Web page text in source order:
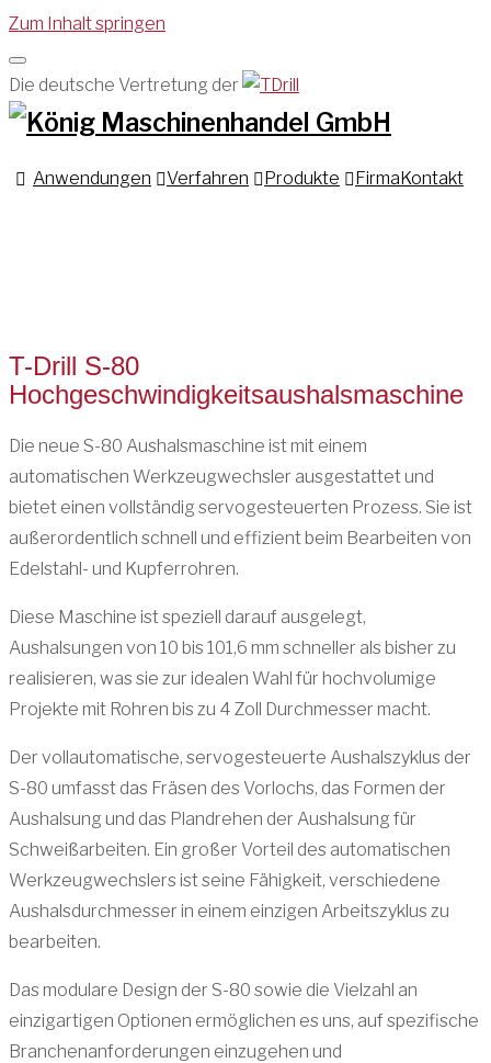
Zum Inhalt springen
Die deutsche Vertretung der
Anwendungen Verfahren Produkte FirmaKontakt
T-Drill S-80
Hochgeschwindigkeitsaushalsmaschine
Die neue S-80 Aushalsmaschine ist mit einem
automatischen Werkzeugwechsler ausgestattet und
bietet einen vollständig servogesteuerten Prozess. Sie ist
außerordentlich schnell und effizient beim Bearbeiten von
Edelstahl- und Kupferrohren.
Diese Maschine ist speziell darauf ausgelegt,
Aushalsungen von 10 bis 101,6 mm schneller als bisher zu
realisieren, was sie zur idealen Wahl für hochvolumige
Projekte mit Rohren bis zu 4 Zoll Durchmesser macht.
Der vollautomatische, servogesteuerte Aushalszyklus der
S-80 umfasst das Fräsen des Vorlochs, das Formen der
Aushalsung und das Plandrehen der Aushalsung für
Schweißarbeiten. Ein großer Vorteil des automatischen
Werkzeugwechslers ist seine Fähigkeit, verschiedene
Aushalsdurchmesser in einem einzigen Arbeitszyklus zu
bearbeiten.
Das modulare Design der S-80 sowie die Vielzahl an
einzigartigen Optionen ermöglichen es uns, auf spezifische
Branchenanforderungen einzugehen und